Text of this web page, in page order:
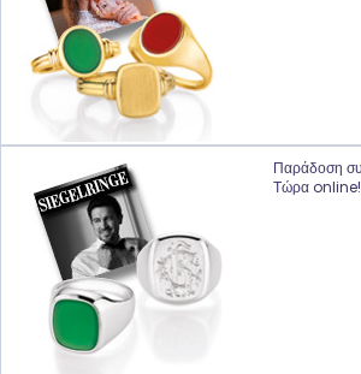
Παράδοση
Τώρα online!